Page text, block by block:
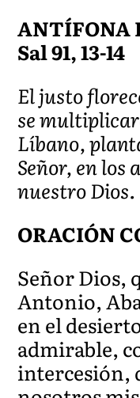
ANTÍFONA
Sal 91, 13-14
El justo
se
Líbano,
Señor, en los
nuestro Dios.
ORACIÓN
Señor Dios,
Antonio,
en el
admirable,
intercesión,